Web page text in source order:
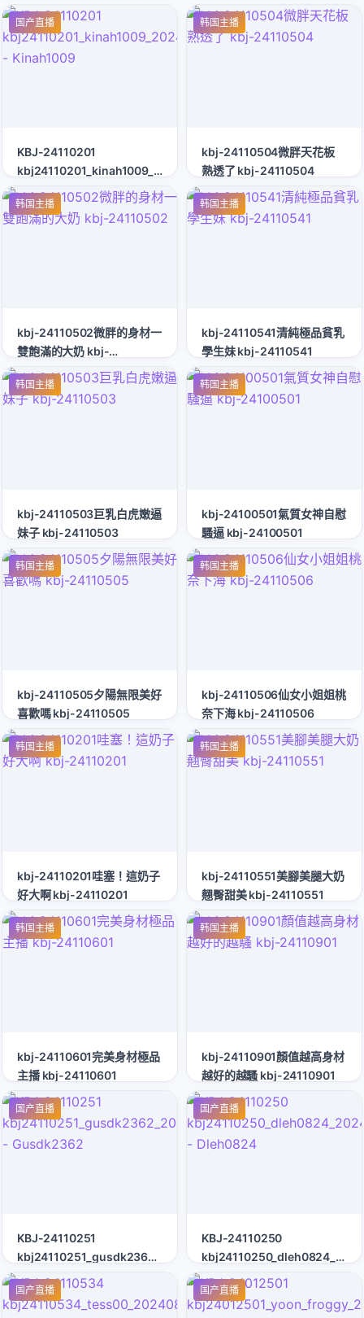
- Dbsek28
- Auddk
国产直播
KBJ-24110201
kbj24110201_kinah1009_20240815
- Kinah1009
韩国主播
kbj-24110504微胖天花板
熟透了 kbj-24110504
韩国主播
kbj-24110502微胖的身材一
雙飽滿的大奶 kbj-
24110502
韩国主播
kbj-24110541清純極品貧乳
學生妹 kbj-24110541
韩国主播
kbj-24110503巨乳白虎嫩逼
妹子 kbj-24110503
韩国主播
kbj-24100501氣質女神自慰
騷逼 kbj-24100501
韩国主播
kbj-24110505夕陽無限美好
喜歡嗎 kbj-24110505
韩国主播
kbj-24110506仙女小姐姐桃
奈下海 kbj-24110506
韩国主播
kbj-24110201哇塞！這奶子
好大啊 kbj-24110201
韩国主播
kbj-24110551美腳美腿大奶
翹臀甜美 kbj-24110551
韩国主播
kbj-24110601完美身材極品
主播 kbj-24110601
韩国主播
kbj-24110901顏值越高身材
越好的越騷 kbj-24110901
国产直播
KBJ-24110251
kbj24110251_gusdk2362_20240816
- Gusdk2362
国产直播
KBJ-24110250
- Dleh0824
国产直播 国产直播